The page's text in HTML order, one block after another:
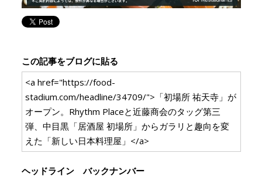
この記事をブログに貼る
<a href="https://food-
stadium.com/headline/34709/">「初場所 祐天寺」が
オープン。Rhythm Placeと近藤商会のタッグ第三
弾、中目黒「居酒屋 初場所」からガラリと趣向を変
えた「新しい日本料理屋」</a>
ヘッドライン バックナンバー